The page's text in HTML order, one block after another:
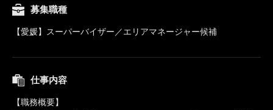
募集職種
【愛媛】スーパーバイザー／エリアマネージャー候補
仕事内容
【職務概要】